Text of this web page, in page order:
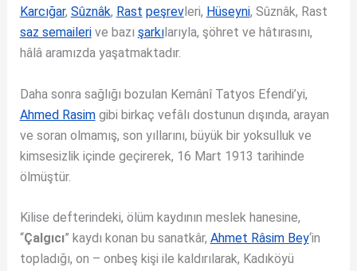
Karcığar, Sûznâk, Rast peşrevleri, Hüseyni, Sûznâk, Rast
saz semailerive bazı şarkılarıyla, şöhret ve hâtırasını,
hâlâ aramızda yaşatmaktadır.
Daha sonra sağlığı bozulan Kemânî Tatyos Efendi’yi,
Ahmed Rasimgibi birkaç vefâlı dostunun dışında, arayan
ve soran olmamış, son yıllarını, büyük bir yoksulluk ve
kimsesizlik içinde geçirerek, 16 Mart 1913 tarihinde
ölmüştür.
Kilise defterindeki, ölüm kaydının meslek hanesine,
“Çalgıcı” kaydı konan bu sanatkâr, Ahmet Râsim Bey‘in
topladığı, on – onbeş kişi ile kaldırılarak, Kadıköyü